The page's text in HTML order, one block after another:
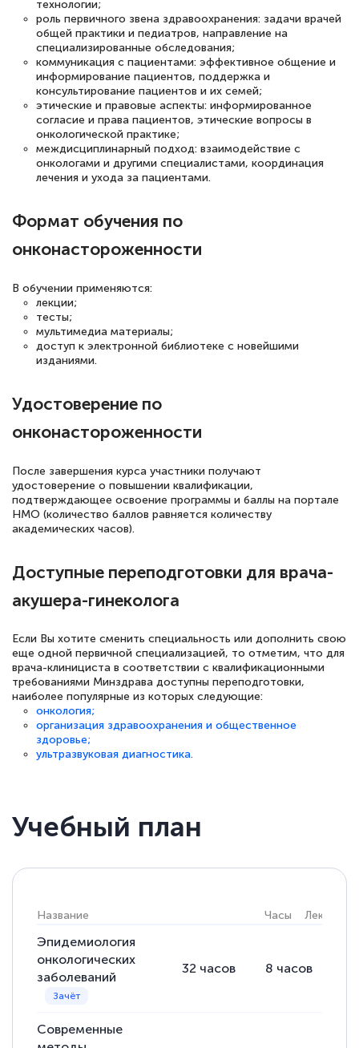
вежливое сопровождение! Всё чётко и
понятно! Проходила повышение
квалификации. Ещё раз - СПАСИБО!
Елена Петрикс
Знаток города 5 уровня
Всем добрый день! Я прошла курс
специальности «Тренер-преподаватель
по тяжелой атлетике»! Хочется
подчеркуть, что при обращении
оперативно связались со мной
специалисты, ответили на все
двух…
Светлана К
Знаток города 7 уровня
10 марта 2026
быстро ответили, разъяснили все детали.
Обучение понравилось: огромное
пособий и учебников доступно на время
прохождения курса, удобная система
аттестации, проблем не возникло ни на
каком этапе…
технологии;
роль первичного звена здравоохранения: задачи врачей
общей практики и педиатров, направление на
специализированные обследования;
коммуникация с пациентами: эффективное общение и
информирование пациентов, поддержка и
консультирование пациентов и их семей;
этические и правовые аспекты: информированное
согласие и права пациентов, этические вопросы в
онкологической практике;
междисциплинарный подход: взаимодействие с
онкологами и другими специалистами, координация
лечения и ухода за пациентами.
Формат обучения по
онконастороженности
В обучении применяются:
лекции;
тесты;
мультимедиа материалы;
доступ к электронной библиотеке с новейшими
изданиями.
Удостоверение по
онконастороженности
После завершения курса участники получают
удостоверение о повышении квалификации,
подтверждающее освоение программы и баллы на портале
НМО (количество баллов равняется количеству
академических часов).
Доступные переподготовки для врача-
акушера-гинеколога
Если Вы хотите сменить специальность или дополнить свою
еще одной первичной специализацией, то отметим, что для
врача-клинициста в соответствии с квалификационными
требованиями Минздрава доступны переподготовки,
наиболее популярные из которых следующие:
онкология;
организация здравоохранения и общественное
здоровье;
ультразвуковая диагностика.
Учебный план
Название Часы Лекции
Эпидемиология
онкологических
заболеваний
32 часов 8 часов
Современные